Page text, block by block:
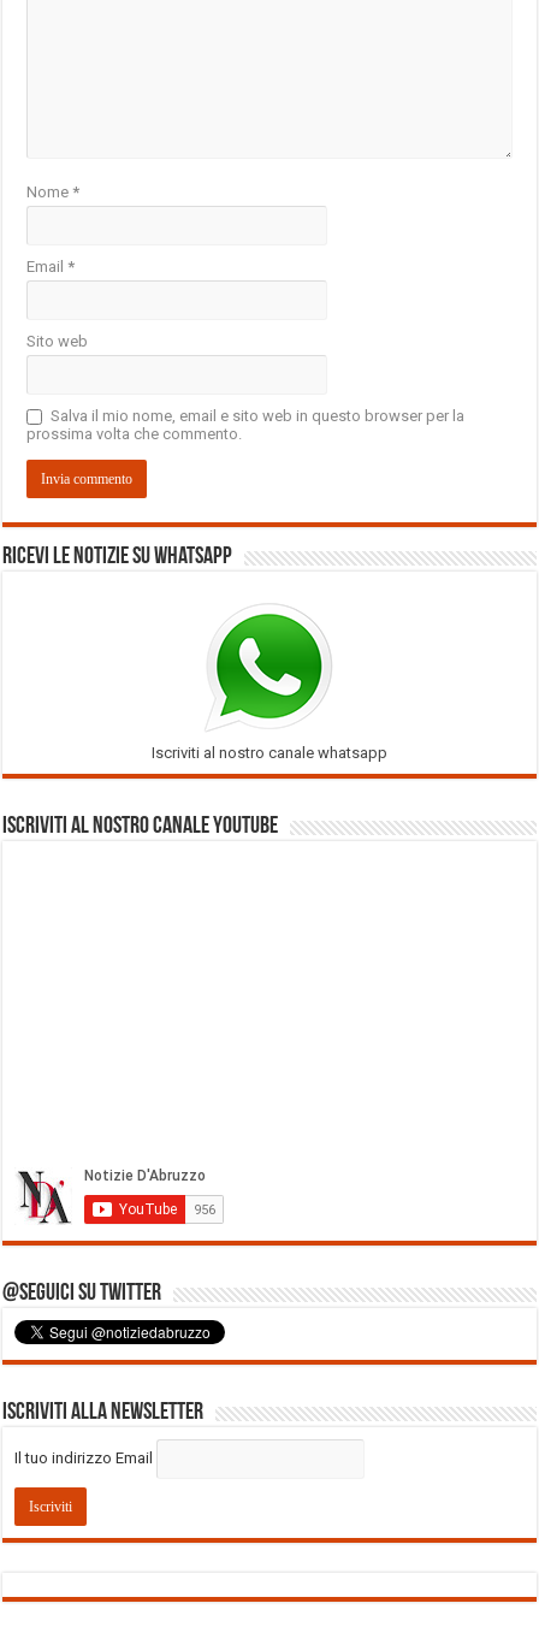
Nome*
Email*
Sito web
Salva il mio nome, email e sito web in questo browser per la
prossima volta che commento.
Ricevi le notizie su Whatsapp
Iscriviti al nostro canale whatsapp
Iscriviti al nostro Canale Youtube
@Seguici su Twitter
Iscriviti alla Newsletter
Il tuo indirizzo Email